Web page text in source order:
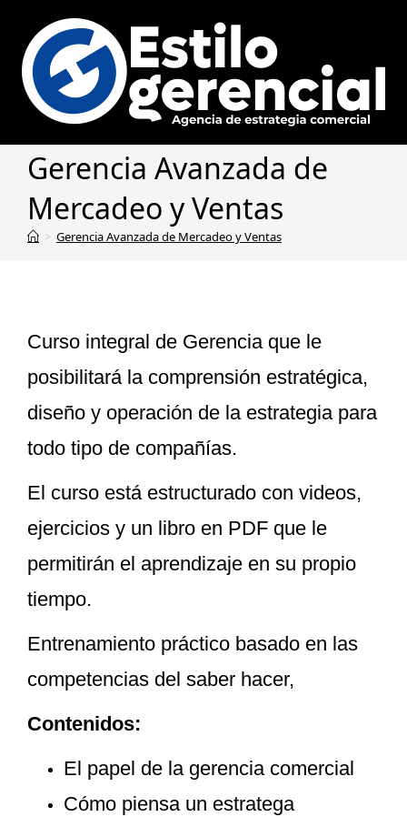
Gerencia Avanzada de
Mercadeo y Ventas
> Gerencia Avanzada de Mercadeo y Ventas
Curso integral de Gerencia que le
posibilitará la comprensión estratégica,
diseño y operación de la estrategia para
todo tipo de compañías.
El curso está estructurado con videos,
ejercicios y un libro en PDF que le
permitirán el aprendizaje en su propio
tiempo.
Entrenamiento práctico basado en las
competencias del saber hacer,
Contenidos:
El papel de la gerencia comercial
Cómo piensa un estratega